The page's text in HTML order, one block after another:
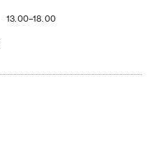
13.00–18.00